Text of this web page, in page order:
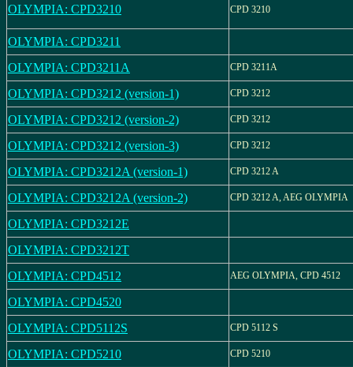
OLYMPIA: CPD3210 CPD 3210
OLYMPIA: CPD3211
OLYMPIA: CPD3211A
CPD 3211A
OLYMPIA: CPD3212 (version-1) CPD 3212
OLYMPIA: CPD3212 (version-2) CPD 3212
OLYMPIA: CPD3212 (version-3) CPD 3212
OLYMPIA: CPD3212A (version-1) CPD 3212 A
OLYMPIA: CPD3212A (version-2) CPD 3212 A, AEG OLYMPIA
OLYMPIA: CPD3212E
OLYMPIA: CPD3212T
OLYMPIA: CPD4512
AEG OLYMPIA, CPD 4512
OLYMPIA: CPD4520
OLYMPIA: CPD5112S
CPD 5112 S
OLYMPIA: CPD5210 CPD 5210